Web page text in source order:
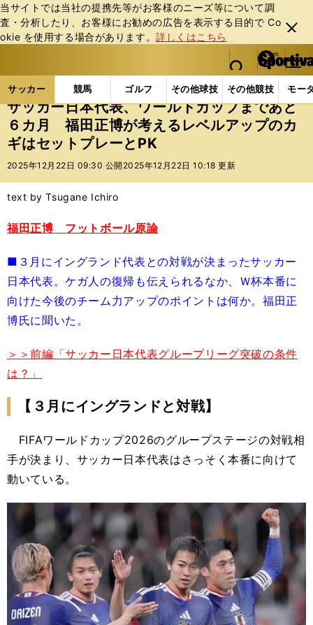
当サイトでは当社の提携先等がお客様のニーズ等について調
査・分析したり、お客様にお勧めの広告を表⽰する⽬的で Co
okie を使⽤する場合があります。詳しくはこちら
閉じ
る
web Sportiva (webスポルティーバ)
検索
マイペ
ー
ジ
メニュ
サッカー 競馬 ゴルフ その他球技 その他競技 モー
ス
ポ
ル
テ
ー
バ
サッカーの記事一覧 サッカー代表 日本代表 サ
サッカー日本代表、ワールドカップまであと
６カ月 福田正博が考えるレベルアップのカ
ギはセットプレーとPK
2025年12月22日 09:30 公開 2025年12月22日 10:18 更新
text by Tsugane Ichiro
福田正博 フットボール原論
■３月にイングランド代表との対戦が決まったサッカー
日本代表。ケガ人の復帰も伝えられるなか、Ｗ杯本番に
向けた今後のチーム力アップのポイントは何か。福田正
博氏に聞いた。
＞＞前編「サッカー日本代表グループリーグ突破の条件
は？」
【３月にイングランドと対戦】
FIFAワールドカップ2026のグループステージの対戦相
手が決まり、サッカー日本代表はさっそく本番に向けて
動いている。